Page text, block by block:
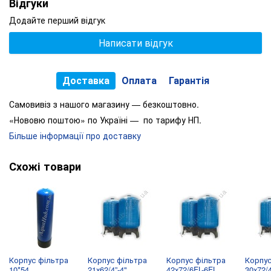
Додайте перший відгук
Написати відгук
Доставка Оплата Гарантія
Самовивіз з нашого магазину — безкоштовно.
«Нововю поштою» по Україні — по тарифу НП.
Більше інформації про доставку
Схожі товари
Корпус фільтра
Корпус фільтра
Корпус фільтра